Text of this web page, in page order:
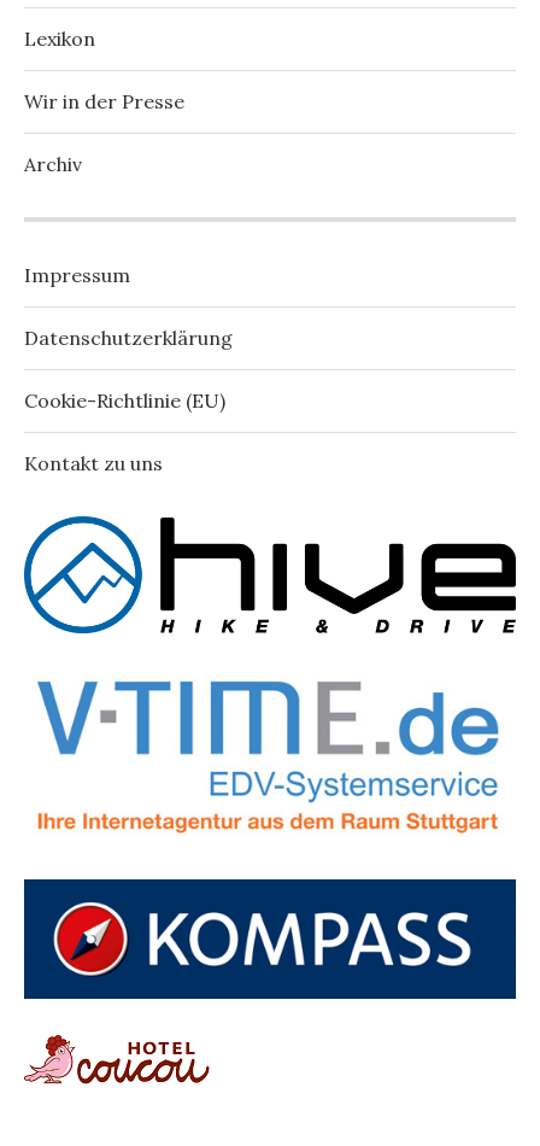
Lexikon
Wir in der Presse
Archiv
Impressum
Datenschutzerklärung
Cookie-Richtlinie (EU)
Kontakt zu uns